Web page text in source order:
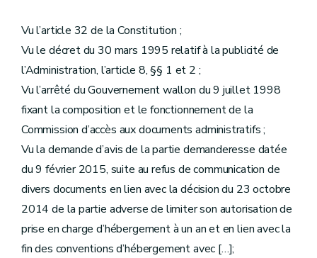
Vu l’article 32 de la Constitution ;
Vu le décret du 30 mars 1995 relatif à la publicité de
l’Administration, l’article 8, §§ 1 et 2 ;
Vu l’arrêté du Gouvernement wallon du 9 juillet 1998
fixant la composition et le fonctionnement de la
Commission d’accès aux documents administratifs ;
Vu la demande d’avis de la partie demanderesse datée
du 9 février 2015, suite au refus de communication de
divers documents en lien avec la décision du 23 octobre
2014 de la partie adverse de limiter son autorisation de
prise en charge d’hébergement à un an et en lien avec la
fin des conventions d’hébergement avec […];